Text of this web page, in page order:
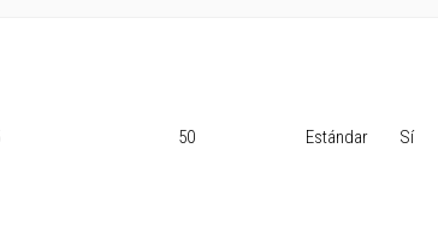
50 Estándar Sí